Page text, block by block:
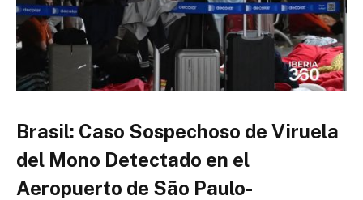
Brasil: Caso Sospechoso de Viruela
del Mono Detectado en el
Aeropuerto de São Paulo-